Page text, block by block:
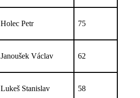
Holec Petr 75
Janoušek Václav 62
Lukeš Stanislav 58